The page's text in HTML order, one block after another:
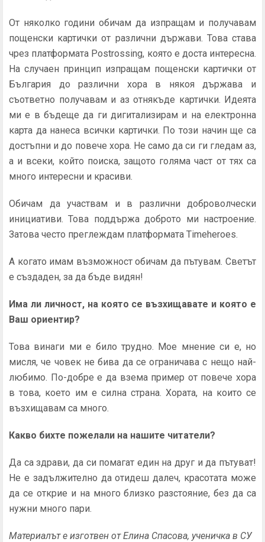
От няколко години обичам да изпращам и получавам
пощенски картички от различни държави. Това става
чрез платформата Postrossing, която е доста интересна.
На случаен принцип изпращам пощенски картички от
България до различни хора в някоя държава и
съответно получавам и аз отнякъде картички. Идеята
ми е в бъдеще да ги дигитализирам и на електронна
карта да нанеса всички картички. По този начин ще са
достъпни и до повече хора. Не само да си ги гледам аз,
а и всеки, който поиска, защото голяма част от тях са
много интересни и красиви.
Обичам да участвам и в различни доброволчески
инициативи. Това поддържа доброто ми настроение.
Затова често преглеждам платформата Timeheroes.
А когато имам възможност обичам да пътувам. Светът
е създаден, за да бъде видян!
Има ли личност, на която се възхищавате и която е
Ваш ориентир?
Това винаги ми е било трудно. Мое мнение си е, но
мисля, че човек не бива да се ограничава с нещо най-
любимо. По-добре е да взема пример от повече хора
в това, което им е силна страна. Хората, на които се
възхищавам са много.
Какво бихте пожелали на нашите читатели?
Да са здрави, да си помагат един на друг и да пътуват!
Не е задължително да отидеш далеч, красотата може
да се открие и на много близко разстояние, без да са
нужни много пари.
Материалът е изготвен отEлина Спасова, ученичка в СУ